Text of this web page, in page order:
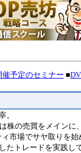
催予定のセミナー ■
。
株の売買をメイン
市場でサヤ取りを
たトレードを実践